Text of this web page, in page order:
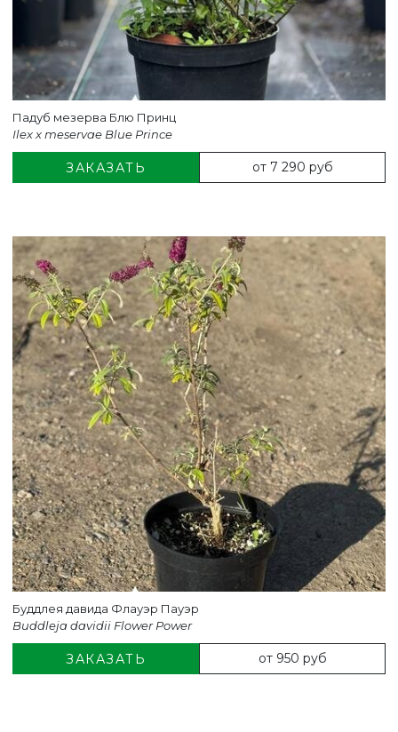
Падуб мезерва Блю Принц
Ilex x meservae Blue Prince
ЗАКАЗАТЬ от 7 290 руб
Буддлея давида Флауэр Пауэр
Buddleja davidii Flower Power
ЗАКАЗАТЬ от 950 руб